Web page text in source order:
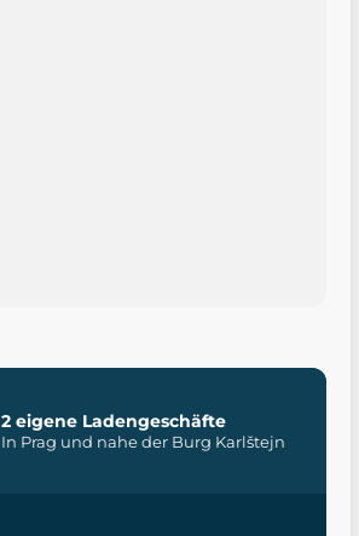
2 eigene Ladengeschäfte
In Prag und nahe der Burg Karlštejn